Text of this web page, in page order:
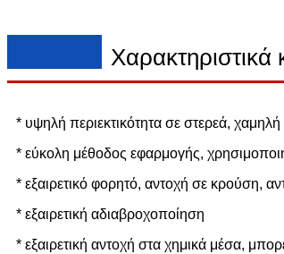
Χαρακτηριστικά
* υψηλή περιεκτικότητα σε στερεά,
* εύκολη μέθοδος εφαρμογής,
* εξαιρετικό φορητό, αντοχή σε κρούση,
* εξαιρετική αδιαβροχοποίηση
* εξαιρετική αντοχή στα χημικά μέσα,